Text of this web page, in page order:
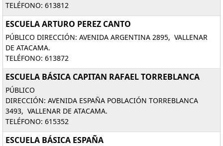
TELÉFONO: 613812
ESCUELA ARTURO PEREZ CANTO
PÚBLICO DIRECCIÓN: AVENIDA ARGENTINA 2895, VALLENAR
DE ATACAMA.
TELÉFONO: 613872
ESCUELA BÁSICA CAPITAN RAFAEL TORREBLANCA
PÚBLICO
DIRECCIÓN: AVENIDA ESPAÑA POBLACIÓN TORREBLANCA
3493, VALLENAR DE ATACAMA.
TELÉFONO: 615352
ESCUELA BÁSICA ESPAÑA